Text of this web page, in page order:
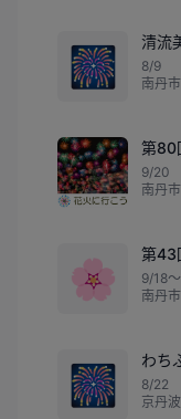
🎆
清流
8/9
南丹市
第80
9/20
南丹市
🌸
第43
9/18
南丹市
🎆
わち
8/22
京丹